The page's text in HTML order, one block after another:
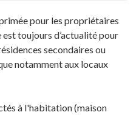
pour les propriétaires
toujours d’actualité pour
secondaires ou
notamment aux locaux
à l'habitation (maison